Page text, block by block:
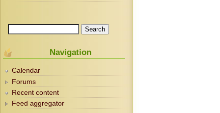
Navigation
Calendar
Forums
Recent content
Feed aggregator